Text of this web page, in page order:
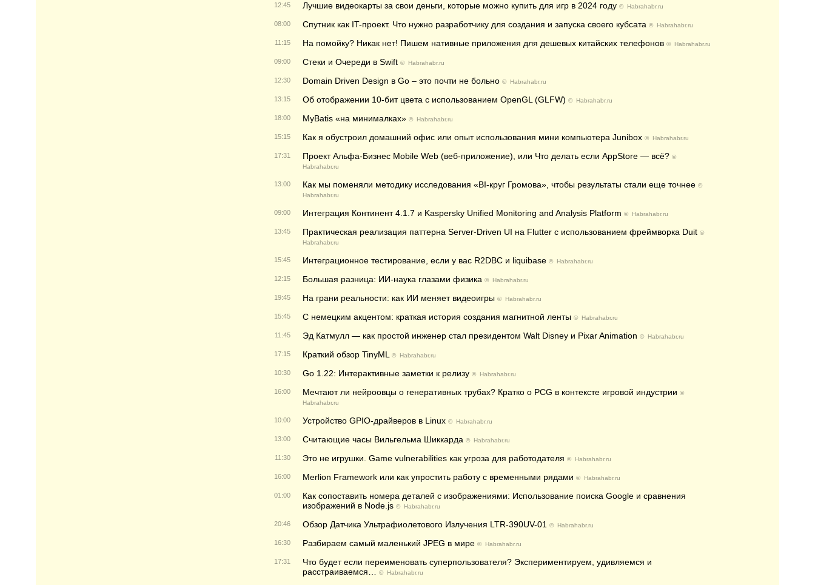
12:45 Лучшие видеокарты за свои деньги, которые можно купить для игр в 2024 году © Habrahabr.ru
08:00 Спутник как IT-проект. Что нужно разработчику для создания и запуска своего кубсата © Habrahabr.ru
11:15 На помойку? Никак нет! Пишем нативные приложения для дешевых китайских телефонов © Habrahabr.ru
09:00 Стеки и Очереди в Swift © Habrahabr.ru
12:30 Domain Driven Design в Go – это почти не больно © Habrahabr.ru
13:15 Об отображении 10-бит цвета с использованием OpenGL (GLFW) © Habrahabr.ru
18:00 MyBatis «на минималках» © Habrahabr.ru
15:15 Как я обустроил домашний офис или опыт использования мини компьютера Junibox © Habrahabr.ru
17:31 Проект Альфа-Бизнес Mobile Web (веб-приложение), или Что делать если AppStore — всё? ©
Habrahabr.ru
13:00 Как мы поменяли методику исследования «BI-круг Громова», чтобы результаты стали еще точнее ©
Habrahabr.ru
09:00 Интеграция Континент 4.1.7 и Kaspersky Unified Monitoring and Analysis Platform © Habrahabr.ru
13:45 Практическая реализация паттерна Server-Driven UI на Flutter c использованием фреймворка Duit ©
Habrahabr.ru
15:45 Интеграционное тестирование, если у вас R2DBC и liquibase © Habrahabr.ru
12:15 Большая разница: ИИ-наука глазами физика © Habrahabr.ru
19:45 На грани реальности: как ИИ меняет видеоигры © Habrahabr.ru
15:45 С немецким акцентом: краткая история создания магнитной ленты © Habrahabr.ru
11:45 Эд Катмулл — как простой инженер стал президентом Walt Disney и Pixar Animation © Habrahabr.ru
17:15 Краткий обзор TinyML © Habrahabr.ru
10:30 Go 1.22: Интерактивные заметки к релизу © Habrahabr.ru
16:00 Мечтают ли нейроовцы о генеративных трубах? Кратко о PCG в контексте игровой индустрии ©
Habrahabr.ru
10:00 Устройство GPIO-драйверов в Linux © Habrahabr.ru
13:00 Считающие часы Вильгельма Шиккарда © Habrahabr.ru
11:30 Это не игрушки. Game vulnerabilities как угроза для работодателя © Habrahabr.ru
16:00 Merlion Framework или как упростить работу с временными рядами © Habrahabr.ru
01:00
Как сопоставить номера деталей с изображениями: Использование поиска Google и сравнения
изображений в Node.js © Habrahabr.ru
20:46 Обзор Датчика Ультрафиолетового Излучения LTR-390UV-01 © Habrahabr.ru
16:30 Разбираем самый маленький JPEG в мире © Habrahabr.ru
17:31
Что будет если переименовать суперпользователя? Экспериментируем, удивляемся и
расстраиваемся…
© Habrahabr.ru